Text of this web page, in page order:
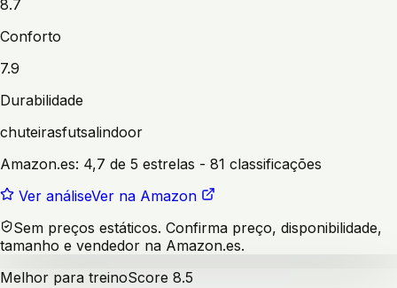
8.7
Conforto
7.9
Durabilidade
chuteirasfutsalindoor
Amazon.es: 4,7 de 5 estrelas - 81 classificações
Ver análiseVer na Amazon
Sem preços estáticos. Confirma preço, disponibilidade,
tamanho e vendedor na Amazon.es.
Melhor para treinoScore 8.5